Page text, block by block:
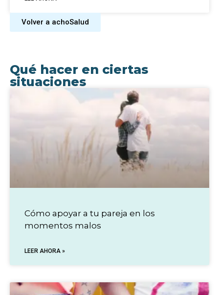
Volver a achoSalud
Qué hacer en ciertas
situaciones
Cómo apoyar a tu pareja en los
momentos malos
LEER AHORA »